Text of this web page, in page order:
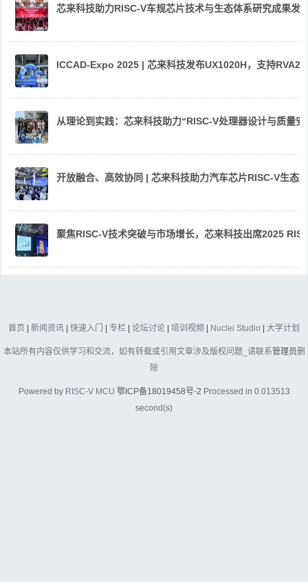
芯来科技助力RISC-V车规芯片技术与生态体系研究成果发
ICCAD-Expo 2025 | 芯来科技发布UX1020H，支持
从理论到实践：芯来科技助力“RISC-V处理器设计与质量
开放融合、高效协同 | 芯来科技助力汽车芯片RISC-V生态
聚焦RISC-V技术突破与市场增长，芯来科技出席2025
首页 | 新闻资讯 | 快速入门 | 专栏 | 论坛讨论 | 培训视频 | Nuclei Studio | 大学计划
本站所有内容仅供学习和交流，如有转载或引用文章涉及版权问题_请联系管理员删
除
Powered by RISC-V MCU 鄂ICP备18019458号-2 Processed in 0.013513
second(s)